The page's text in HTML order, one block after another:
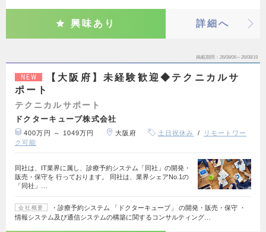
興味あり 詳細へ
掲載期間 26/08/06～26/08/19
NEW
【大阪府】未経験歓迎◆テクニカルサ
ポート
テクニカルサポート
ドクターキューブ株式会社
400万円 ～ 1049万円 大阪府 土日祝休み
リモートワー
ク可能
同社は、IT業界に属し、診療予約システム「同社」の開発・
販売・保守を 行っております。 同社は、業界シェアNo.1の
「同社」…
会社概要
・診療予約システム 「ドクターキューブ」 の開発・販売・保守 ・
情報システム及び通信システムの構築に関するコンサルティング…